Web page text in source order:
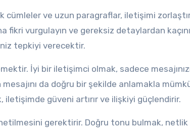
cümleler ve uzun paragraflar, iletişimi
fikri vurgulayın ve gereksiz detaylardan
tepkiyi verecektir.
İyi bir iletişimci olmak, sadece
da doğru bir şekilde anlamakla
iletişimde güveni artırır ve ilişkiyi güçlendirir.
gerektirir. Doğru tonu bulmak, netlik